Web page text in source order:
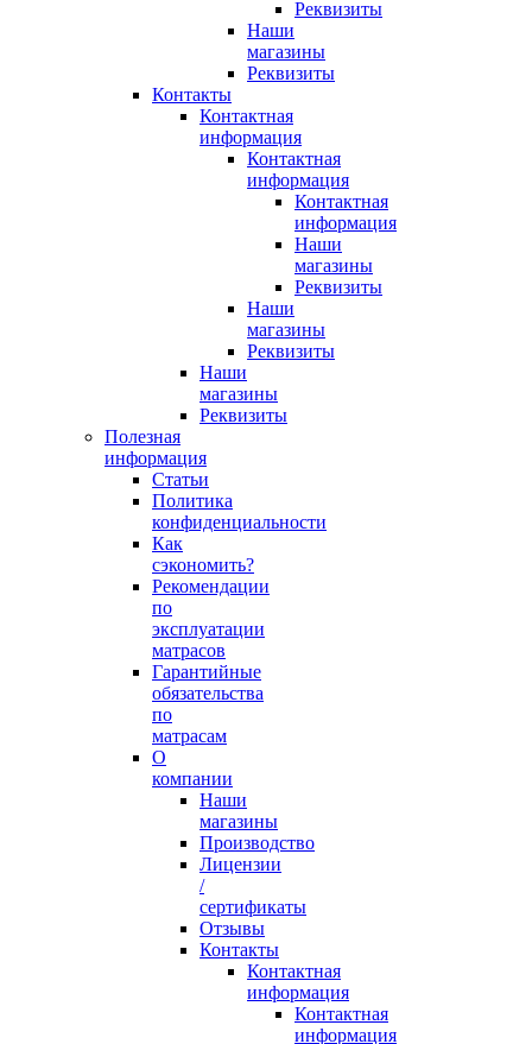
Реквизиты
Наши
магазины
Реквизиты
Контакты
Контактная
информация
Контактная
информация
Контактная
информация
Наши
магазины
Реквизиты
Наши
магазины
Реквизиты
Наши
магазины
Реквизиты
Полезная
информация
Статьи
Политика
конфиденциальности
Как
сэкономить?
Рекомендации
по
эксплуатации
матрасов
Гарантийные
обязательства
по
матрасам
О
компании
Наши
магазины
Производство
Лицензии
/
сертификаты
Отзывы
Контакты
Контактная
информация
Контактная
информация